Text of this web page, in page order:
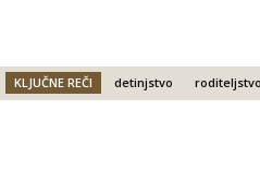
KLJUČNE REČI detinjstvo roditeljstvo